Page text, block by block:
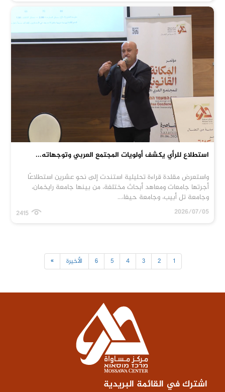
استطلاع للرأي يكشف أولويات المجتمع العربي وتوجهاته...
واستعرض مقلدة قراءة تحليلية استندت إلى نحو عشرين استطلاعًا
أجرتها جامعات ومعاهد أبحاث مختلفة، من بينها جامعة رايخمان،
وجامعة تل أبيب، وجامعة حيفا،...
2026/07/05
1
2
3
4
5
6 الأخيرة »
اشترك في القائمة البريدية